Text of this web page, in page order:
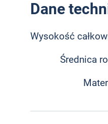
Dane
Wysokość
Średnica